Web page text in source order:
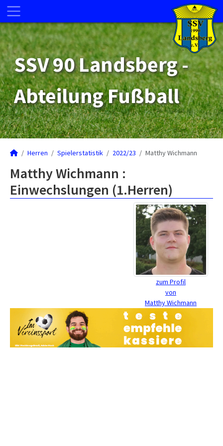
SSV 90 Landsberg -
Abteilung Fußball
Herren Spielerstatistik 2022/23 Matthy Wichmann
Matthy Wichmann :
Einwechslungen (1.Herren)
zum Profil
von
Matthy Wichmann